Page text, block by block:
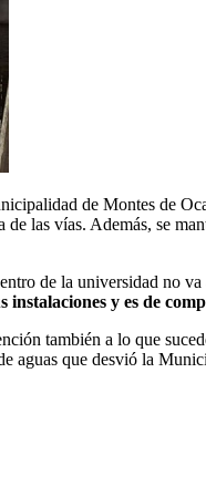
de Montes de
las vías. Además, se
de la universidad no
y es de
también a lo que
que desvió la